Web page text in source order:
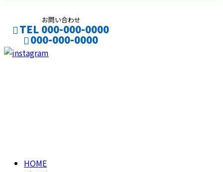
お問い合わせ
TEL 000-000-0000
000-000-0000
HOME